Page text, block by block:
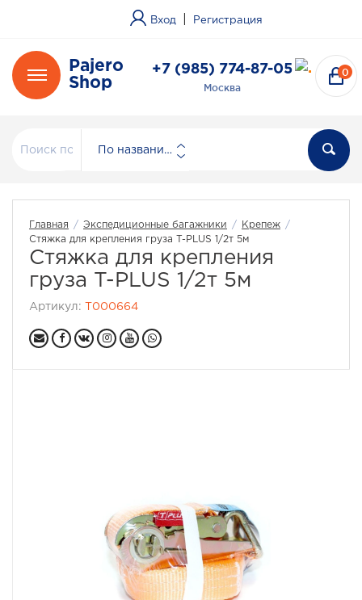
Вход Регистрация
Pajero
Shop
+7 (985) 774-87-05
Москва
0
По названию
Главная / Экспедиционные багажники / Крепеж
/
Стяжка для крепления груза T-PLUS 1/2т 5м
Стяжка для крепления
груза T-PLUS 1/2т 5м
Артикул: T000664